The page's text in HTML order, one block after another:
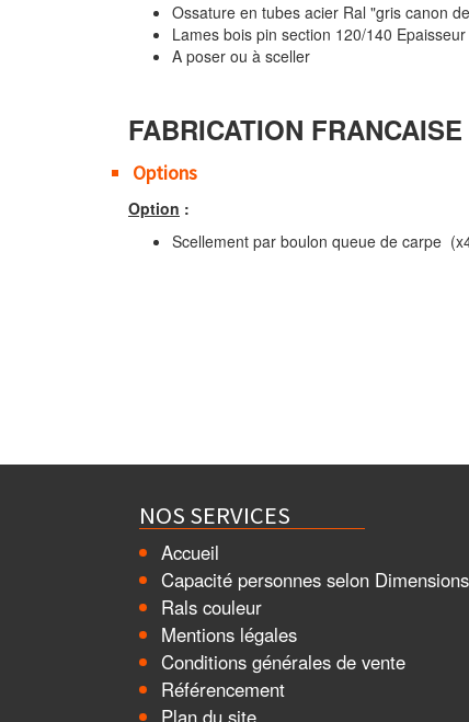
Ossature en tubes acier Ral "gris canon
Lames bois pin section 120/140
A poser ou à sceller
FABRICATION FRANCAISE
Options
Option :
Scellement par boulon queue de carpe
NOS SERVICES
Accueil
Capacité personnes selon
Rals couleur
Mentions légales
Conditions générales de vente
Référencement
Plan du site